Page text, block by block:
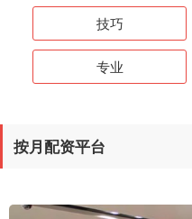
技巧
专业
按月配资平台